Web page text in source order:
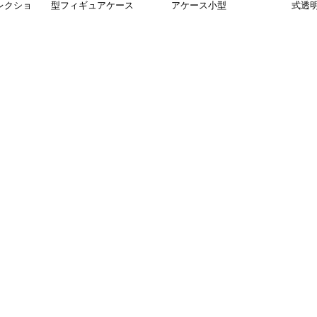
クショ
型フィギュアケース
アケース小型
式透